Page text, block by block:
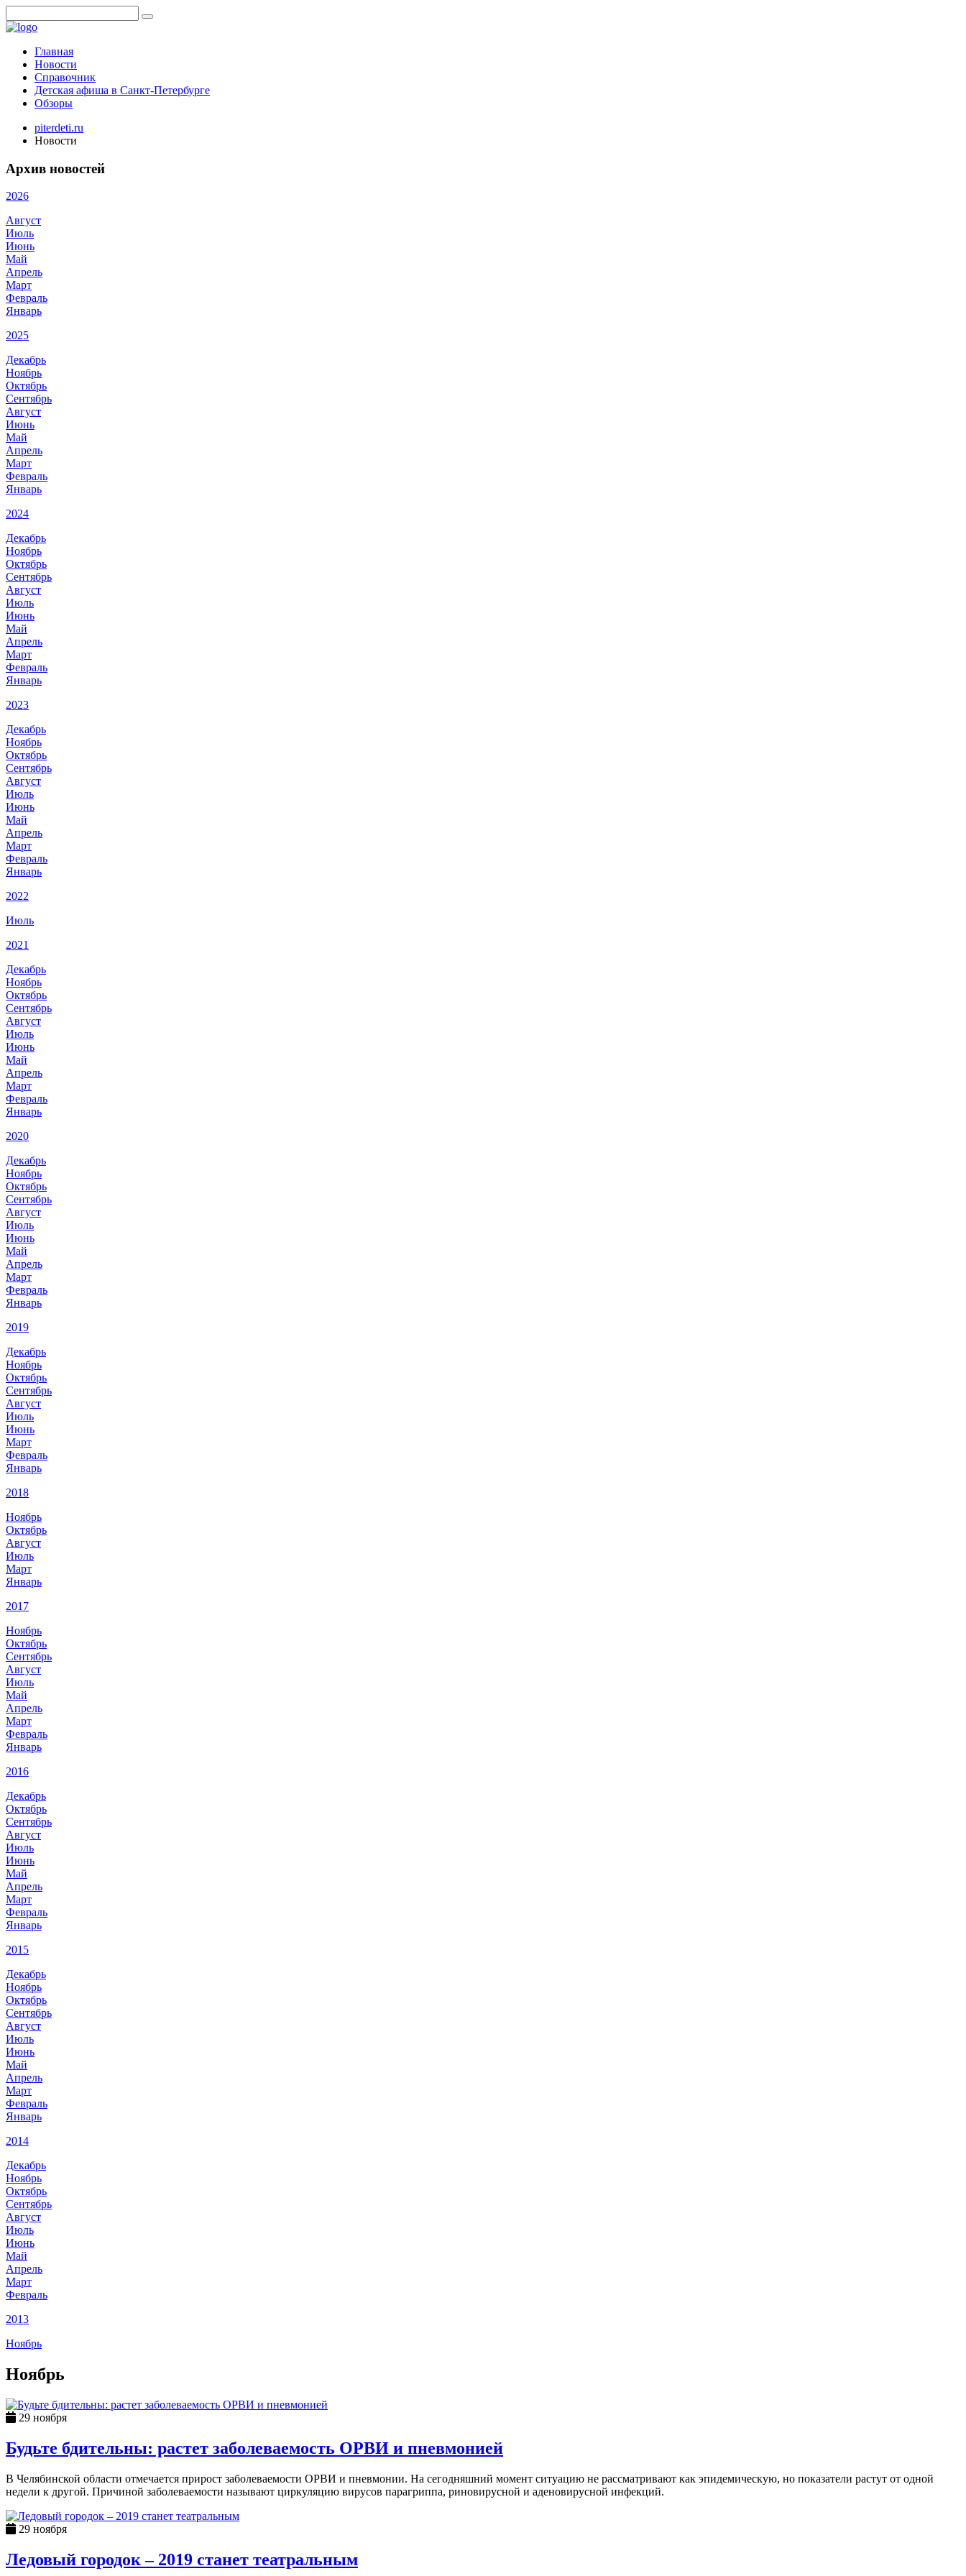
Главная
Новости
Справочник
Детская афиша в Санкт-Петербурге
Обзоры
piterdeti.ru
Новости
Архив новостей
2026
Август
Июль
Июнь
Май
Апрель
Март
Февраль
Январь
2025
Декабрь
Ноябрь
Октябрь
Сентябрь
Август
Июнь
Май
Апрель
Март
Февраль
Январь
2024
Декабрь
Ноябрь
Октябрь
Сентябрь
Август
Июль
Июнь
Май
Апрель
Март
Февраль
Январь
2023
Декабрь
Ноябрь
Октябрь
Сентябрь
Август
Июль
Июнь
Май
Апрель
Март
Февраль
Январь
2022
Июль
2021
Декабрь
Ноябрь
Октябрь
Сентябрь
Август
Июль
Июнь
Май
Апрель
Март
Февраль
Январь
2020
Декабрь
Ноябрь
Октябрь
Сентябрь
Август
Июль
Июнь
Май
Апрель
Март
Февраль
Январь
2019
Декабрь
Ноябрь
Октябрь
Сентябрь
Август
Июль
Июнь
Март
Февраль
Январь
2018
Ноябрь
Октябрь
Август
Июль
Март
Январь
2017
Ноябрь
Октябрь
Сентябрь
Август
Июль
Май
Апрель
Март
Февраль
Январь
2016
Декабрь
Октябрь
Сентябрь
Август
Июль
Июнь
Май
Апрель
Март
Февраль
Январь
2015
Декабрь
Ноябрь
Октябрь
Сентябрь
Август
Июль
Июнь
Май
Апрель
Март
Февраль
Январь
2014
Декабрь
Ноябрь
Октябрь
Сентябрь
Август
Июль
Июнь
Май
Апрель
Март
Февраль
2013
Ноябрь
Ноябрь
29 ноября
Будьте бдительны: растет заболеваемость ОРВИ и пневмонией
В Челябинской области отмечается прирост заболеваемости ОРВИ и пневмонии. На сегодняшний момент ситуацию не рассматривают как эпидемическую, но показатели растут от одной
недели к другой. Причиной заболеваемости называют циркуляцию вирусов парагриппа, риновирусной и аденовирусной инфекций.
29 ноября
Ледовый городок – 2019 станет театральным